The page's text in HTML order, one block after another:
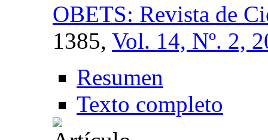
OBETS: Revista de
1385, Vol. 14, Nº. 2,
Resumen
Texto completo